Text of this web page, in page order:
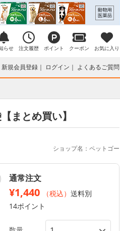
らせ 注文履歴 ポイント クーポン お気に入り
新規会員登録 ログイン よくあるご質問
まとめ買い】
ショップ名：ペットゴー
通常注文
¥1,440 （税込） 送料別
14ポイント